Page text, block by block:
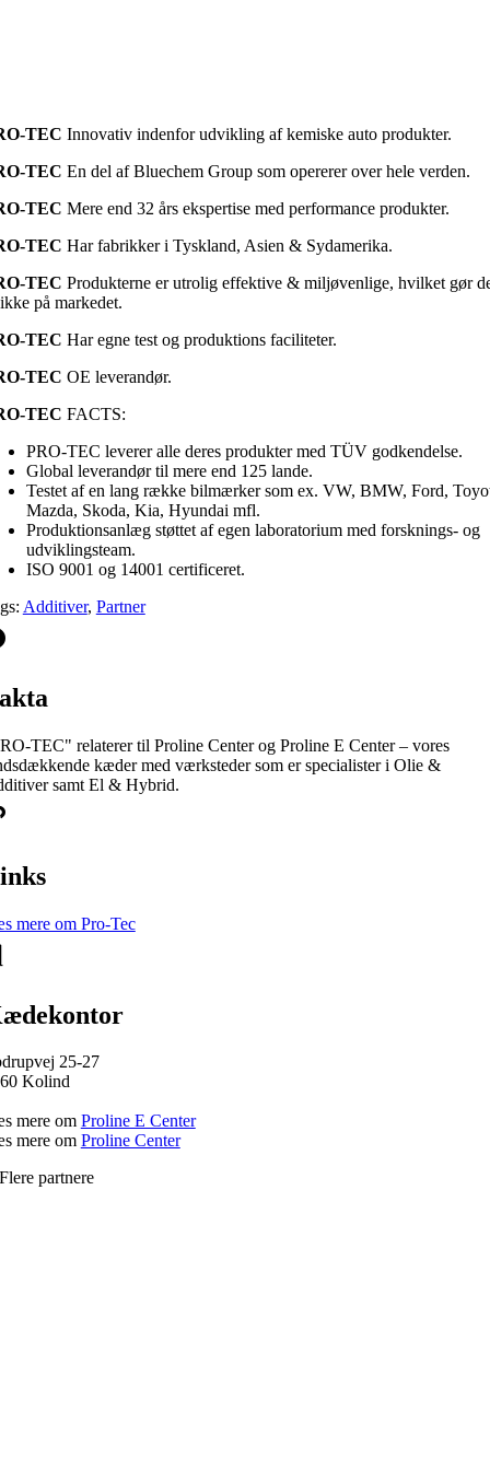
TEC Innovativ indenfor udvikling af kemiske auto produkter.
TEC En del af Bluechem Group som opererer over hele verden.
TEC Mere end 32 års ekspertise med performance produkter.
TEC Har fabrikker i Tyskland, Asien & Sydamerika.
TEC Produkterne er utrolig effektive & miljøvenlige, hvilket gør
på markedet.
TEC Har egne test og produktions faciliteter.
TEC OE leverandør.
TEC FACTS:
PRO-TEC leverer alle deres produkter med TÜV godkendelse.
Global leverandør til mere end 125 lande.
Testet af en lang række bilmærker som ex. VW, BMW, Ford,
Mazda, Skoda, Kia, Hyundai mfl.
Produktionsanlæg støttet af egen laboratorium med forsknings- og
udviklingsteam.
ISO 9001 og 14001 certificeret.
Additiver, Partner
TEC" relaterer til Proline Center og Proline E Center – vores
kæder med værksteder som er specialister i Olie &
samt El & Hybrid.
mere om Pro-Tec
25-27
Kolind
mere om Proline E Center
mere om Proline Center
Flere partnere